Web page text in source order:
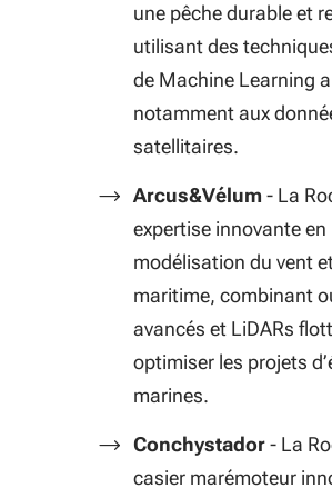
une pêche durable et
utilisant des
de Machine Learning
notamment aux
satellitaires.
Arcus&Vélum - La
expertise innovante en
modélisation du vent
maritime, combinant
avancés et LiDARs
optimiser les projets
marines.
Conchystador- La
casier marémoteur